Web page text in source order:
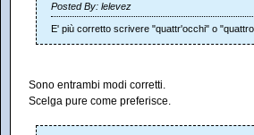
Posted By: lelevez
E' più corretto scrivere "quattr'occhi" o
Sono entrambi modi corretti.
Scelga pure come preferisce.